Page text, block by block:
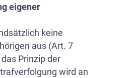
eigener
keine
aus (Art. 7
Prinzip der
wird an